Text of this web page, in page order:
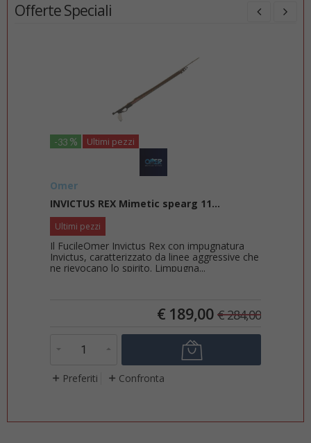
Offerte Speciali
spearg 11...
Rex con impugnatura
da linee aggressive che
Limpugna...
Maschera monovetro skyline
panoramica, proprio come
maschera offre. Il suo ca...
info